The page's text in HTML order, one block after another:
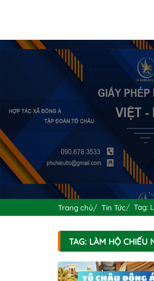
Trang chủ Tin Tức Tag:
TAG: LÀM HỘ CHIẾU